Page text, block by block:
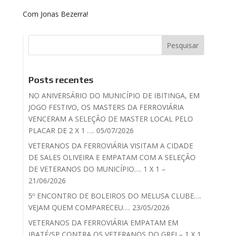
Com Jonas Bezerra!
Posts recentes
NO ANIVERSÁRIO DO MUNICÍPIO DE IBITINGA, EM
JOGO FESTIVO, OS MASTERS DA FERROVIÁRIA
VENCERAM A SELEÇÃO DE MASTER LOCAL PELO
PLACAR DE 2 X 1 …. 05/07/2026
VETERANOS DA FERROVIÁRIA VISITAM A CIDADE
DE SALES OLIVEIRA E EMPATAM COM A SELEÇÃO
DE VETERANOS DO MUNICÍPIO…. 1 X 1 –
21/06/2026
5º ENCONTRO DE BOLEIROS DO MELUSA CLUBE….
VEJAM QUEM COMPARECEU…. 23/05/2026
VETERANOS DA FERROVIÁRIA EMPATAM EM